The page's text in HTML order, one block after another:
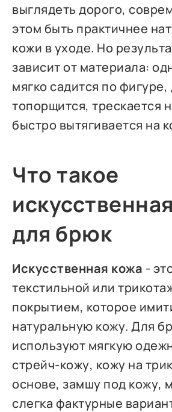
выглядеть дорого,
этом быть практичнее
кожи в уходе. Но
зависит от материала:
мягко садится по фигуре,
топорщится, трескается
быстро вытягивается на
Что такое
для брюк
Искусственная кожа -
текстильной или
покрытием, которое
натуральную кожу. Для
используют мягкую
стрейч-кожу, кожу на
основе, замшу под кожу,
слегка фактурные